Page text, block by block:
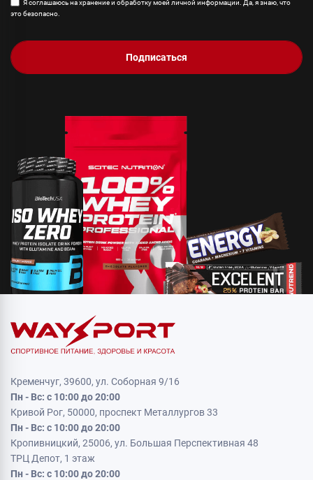
Я соглашаюсь на хранение и обработку моей личной информации. Да, я знаю, что
это безопасно.
Подписаться
Кременчуг, 39600, ул. Соборная 9/16
Пн - Вс: с 10:00 до 20:00
Кривой Рог, 50000, проспект Металлургов 33
Пн - Вс: с 10:00 до 20:00
Кропивницкий, 25006, ул. Большая Перспективная 48
ТРЦ Депот, 1 этаж
Пн - Вс: с 10:00 до 20:00